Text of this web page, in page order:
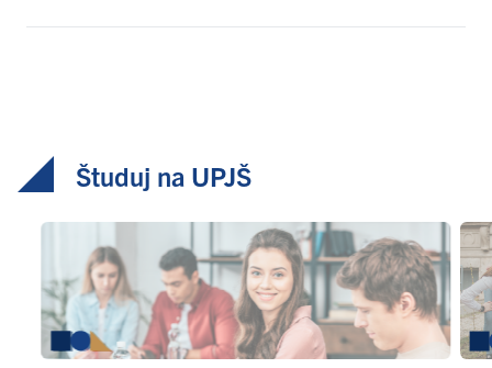
Študuj na UPJŠ